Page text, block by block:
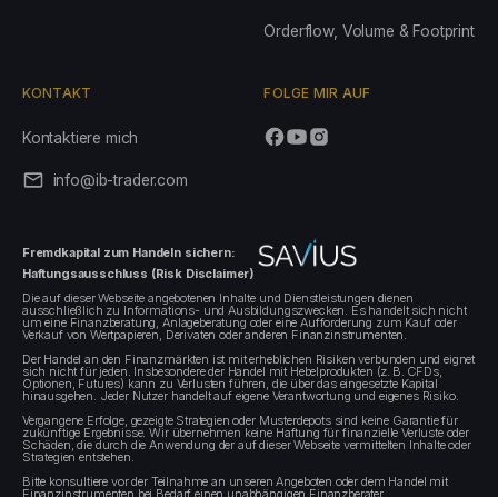
Orderflow, Volume & Footprint
KONTAKT
Kontaktiere mich
info@ib-trader.com
FOLGE MIR AUF
Fremdkapital zum Handeln sichern:
Haftungsausschluss (Risk Disclaimer)
Die auf dieser Webseite angebotenen Inhalte und Dienstleistungen dienen
ausschließlich zu Informations- und Ausbildungszwecken. Es handelt sich nicht
um eine Finanzberatung, Anlageberatung oder eine Aufforderung zum Kauf oder
Verkauf von Wertpapieren, Derivaten oder anderen Finanzinstrumenten.
Der Handel an den Finanzmärkten ist mit erheblichen Risiken verbunden und eignet
sich nicht für jeden. Insbesondere der Handel mit Hebelprodukten (z. B. CFDs,
Optionen, Futures) kann zu Verlusten führen, die über das eingesetzte Kapital
hinausgehen. Jeder Nutzer handelt auf eigene Verantwortung und eigenes Risiko.
Vergangene Erfolge, gezeigte Strategien oder Musterdepots sind keine Garantie für
zukünftige Ergebnisse. Wir übernehmen keine Haftung für finanzielle Verluste oder
Schäden, die durch die Anwendung der auf dieser Webseite vermittelten Inhalte oder
Strategien entstehen.
Bitte konsultiere vor der Teilnahme an unseren Angeboten oder dem Handel mit